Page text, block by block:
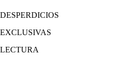
DESPERDICIOS
EXCLUSIVAS
LECTURA